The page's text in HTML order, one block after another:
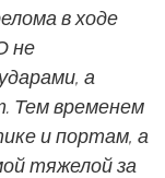
в ходе
не
а
Тем временем
и портам, а
тяжелой за